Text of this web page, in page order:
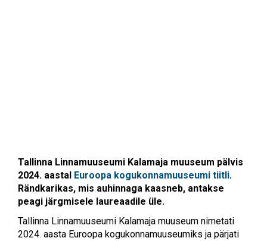
Tallinna Linnamuuseumi Kalamaja muuseum pälvis
2024. aastal Euroopa kogukonnamuuseumi tiitli.
Rändkarikas, mis auhinnaga kaasneb, antakse
peagi järgmisele laureaadile üle.
Tallinna Linnamuuseumi Kalamaja muuseum nimetati
2024. aasta Euroopa kogukonnamuuseumiks ja pärjati